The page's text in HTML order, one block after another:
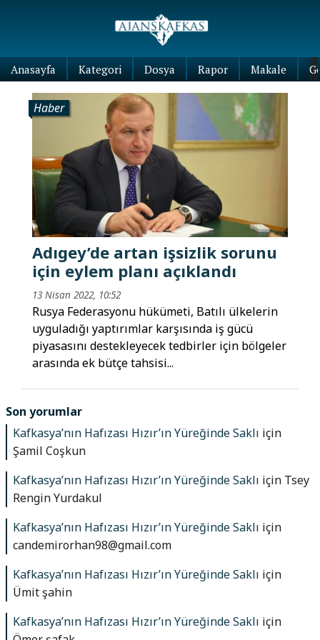
Anasayfa Kategori Dosya Rapor Makale
Haber
Adıgey’de artan işsizlik sorunu
için eylem planı açıklandı
13 Nisan 2022, 10:52
Rusya Federasyonu hükümeti, Batılı ülkelerin
uyguladığı yaptırımlar karşısında iş gücü
piyasasını destekleyecek tedbirler için bölgeler
arasında ek bütçe tahsisi...
Son yorumlar
Kafkasya’nın Hafızası Hızır’ın Yüreğinde Saklı için
Şamil Coşkun
Kafkasya’nın Hafızası Hızır’ın Yüreğinde Saklı için Tsey
Rengin Yurdakul
Kafkasya’nın Hafızası Hızır’ın Yüreğinde Saklı için
candemirorhan98@gmail.com
Kafkasya’nın Hafızası Hızır’ın Yüreğinde Saklı için
Ümit şahin
Kafkasya’nın Hafızası Hızır’ın Yüreğinde Saklı için